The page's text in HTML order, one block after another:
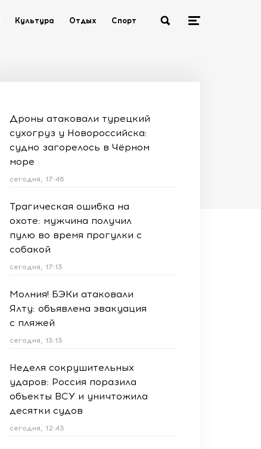
Культура Отдых Спорт
Дроны атаковали турецкий
сухогруз у Новороссийска:
судно загорелось в Чёрном
море
сегодня, 17:46
Трагическая ошибка на
охоте: мужчина получил
пулю во время прогулки с
собакой
сегодня, 17:13
Молния! БЭКи атаковали
Ялту: объявлена эвакуация
с пляжей
сегодня, 13:13
Неделя сокрушительных
ударов: Россия поразила
объекты ВСУ и уничтожила
десятки судов
сегодня, 12:43